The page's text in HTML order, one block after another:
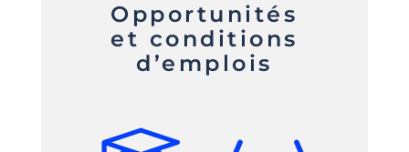
Opportunités
et conditions
d’emplois